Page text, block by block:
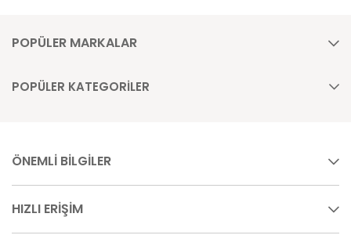
POPÜLER MARKALAR
POPÜLER KATEGORİLER
ÖNEMLİ BİLGİLER
HIZLI ERİŞİM